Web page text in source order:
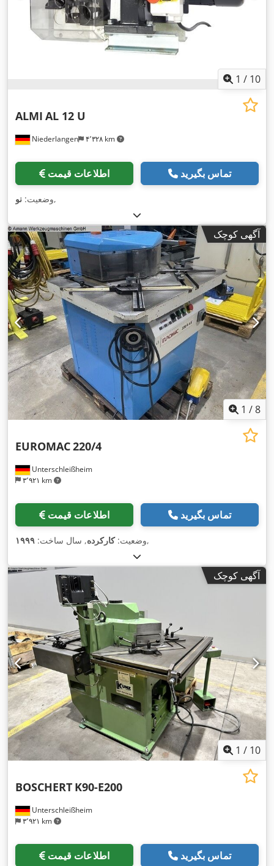
1 / 10
Niederlangen ۴٬۳۲۸ km
ALMI AL 12 U
اطلاعات قیمت تماس بگیرید
وضعیت: نو ,
آگهی کوچک
1 /8
Unterschleißheim
۳٬۹۲۱ km
EUROMAC220/4
اطلاعات قیمت تماس بگیرید
وضعیت:کارکرده, سال ساخت: ۱۹۹۹ ,
آگهی کوچک
1 / 10
Unterschleißheim
۳٬۹۲۱ km
BOSCHERT K90-E200
اطلاعات قیمت تماس بگیرید